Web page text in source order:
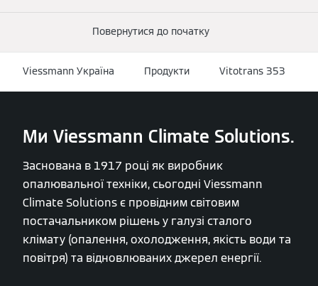
Повернутися до початку
Viessmann Україна Продукти Vitotrans 353
Ми Viessmann Climate Solutions.
Заснована в 1917 році як виробник
опалювальної техніки, сьогодні Viessmann
Climate Solutions є провідним світовим
постачальником рішень у галузі сталого
клімату (опалення, охолодження, якість води та
повітря) та відновлюваних джерел енергії.